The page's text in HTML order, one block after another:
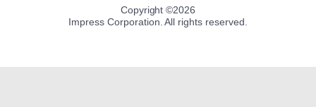
Copyright ©2026
Impress Corporation. All rights reserved.